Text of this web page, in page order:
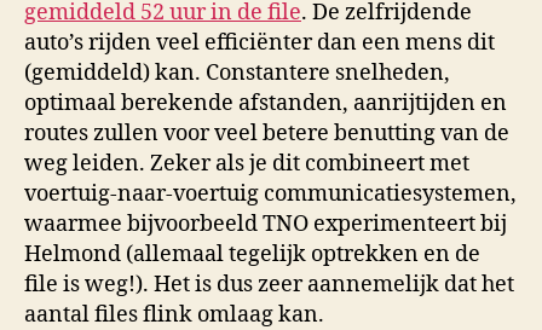
gemiddeld 52 uur in de file. De zelfrijdende
auto’s rijden veel efficiënter dan een mens dit
(gemiddeld) kan. Constantere snelheden,
optimaal berekende afstanden, aanrijtijden en
routes zullen voor veel betere benutting van de
weg leiden. Zeker als je dit combineert met
voertuig-naar-voertuig communicatiesystemen,
waarmee bijvoorbeeld TNO experimenteert bij
Helmond (allemaal tegelijk optrekken en de
file is weg!). Het is dus zeer aannemelijk dat het
aantal files flink omlaag kan.